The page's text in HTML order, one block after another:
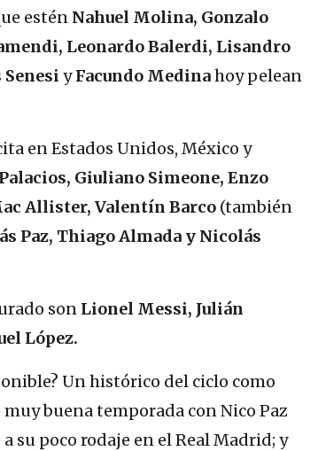
estén Nahuel Molina, Gonzalo
Leonardo Balerdi, Lisandro
yFacundo Medinahoy pelean
en Estados Unidos, México y
Giuliano Simeone, Enzo
Allister, Valentín Barco (también
Paz, Thiago Almada y Nicolás
son Lionel Messi, Julián
López.
Un histórico del ciclo como
muy buena temporada con Nico Paz
a su poco rodaje en el Real Madrid; y